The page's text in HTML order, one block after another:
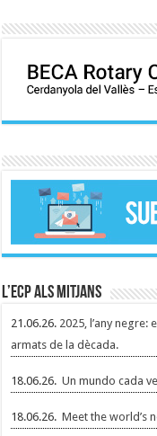
L’ECP als mitjans
21.06.26. 2025, l’any
armats de la dècada.
18.06.26.Un mundo cada
18.06.26.Meet the world’s